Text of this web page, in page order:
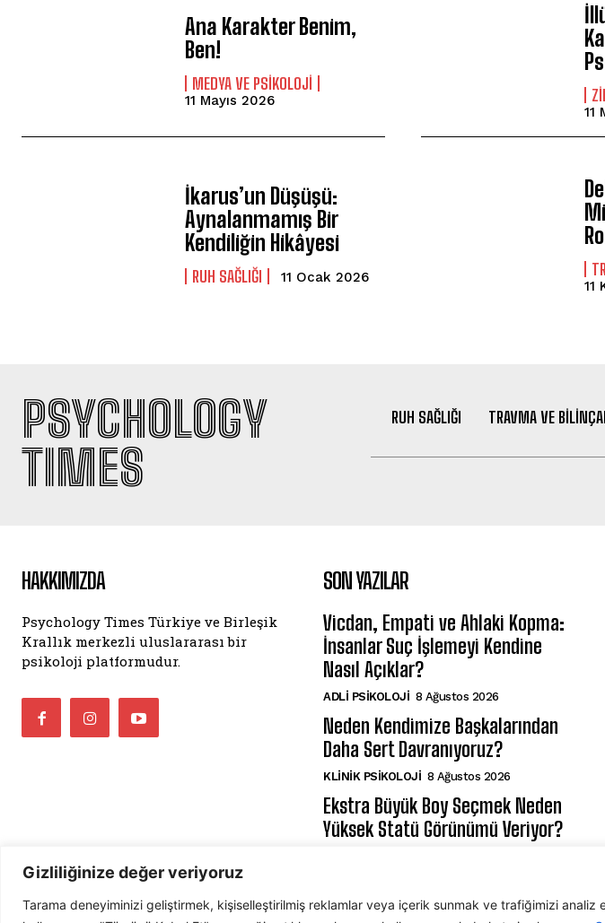
Gizliliğinize değer veriyoruz
Tarama deneyiminizi geliştirmek, kişiselleştirilmiş reklamlar veya içerik sunmak ve trafiğimizi analiz
Ana Karakter Benim,
Ben!
MEDYA VE PSIKOLOJI
11 Mayıs 2026
11
İkarus’un Düşüşü:
Aynalanmamış Bir
Kendiliğin Hikâyesi
⁠RUH SAĞLIĞI 11 Ocak 2026
11
PSYCHOLOGY
TIMES
RUH SAĞLIĞI TRAVMA VE
HAKKIMIZDA
Psychology Times Türkiye ve Birleşik
Krallık merkezli uluslararası bir
psikoloji platformudur.
SON YAZILAR
Vicdan, Empati ve Ahlaki Kopma:
İnsanlar Suç İşlemeyi Kendine
Nasıl Açıklar?
ADLI PSIKOLOJI 8 Ağustos 2026
Neden Kendimize Başkalarından
Daha Sert Davranıyoruz?
KLINIK PSIKOLOJI 8 Ağustos 2026
Ekstra Büyük Boy Seçmek Neden
Yüksek Statü Görünümü Veriyor?